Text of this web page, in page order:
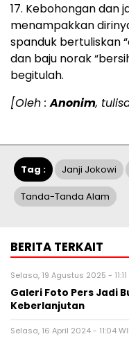
17. Kebohongan dan
menampakkan
spanduk bertuliskan
dan baju norak
begitulah.
[Oleh :Anonim,
Tag : Janji Jokowi
Tanda-Tanda Alam
BERITA TERKAIT
Selasa, 19 Agustus 2025 - 11:11
Galeri Foto Pers Jadi
Keberlanjutan
Selasa, 16 April 2024 - 11:04